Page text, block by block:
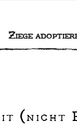
Ziege
(nicht